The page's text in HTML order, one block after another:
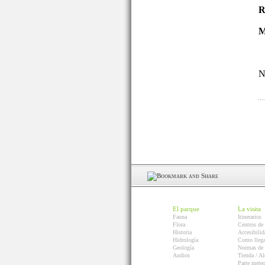
El parque
Fauna
Flora
Historia
Hidrología
Geología
Audios
La visita
Itinerarios
Centros de
Como
Normas
Tienda /
Parte